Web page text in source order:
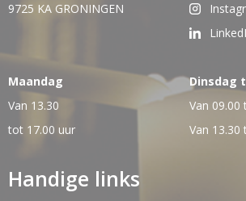
9725 KA GRONINGEN
Maandag
Van 13.30
tot 17.00 uur
Dinsdag
Van 09.00
Van 13.30
Handige links